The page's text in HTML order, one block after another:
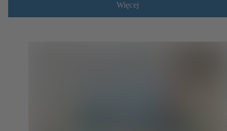
Więcej